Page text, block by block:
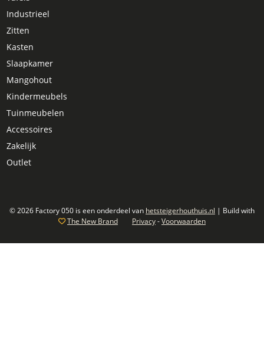
Industrieel
Zitten
Kasten
Slaapkamer
Mangohout
Kindermeubels
Tuinmeubelen
Accessoires
Zakelijk
Outlet
© 2026 Factory 050 is een onderdeel van hetsteigerhouthuis.nl | Build with
The New Brand
Privacy-Voorwaarden